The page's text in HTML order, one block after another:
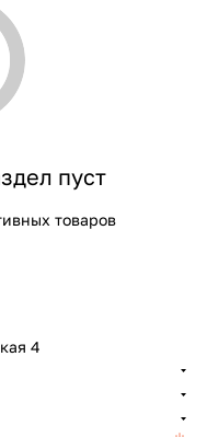
пуст
товаров
4